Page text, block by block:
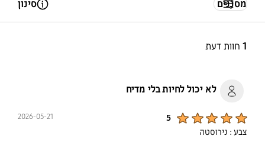
1חוות דעת
מסננים סינון
לא יכול לחיות בלי מדיח
5
2026-05-21
צבע : נירוסטה